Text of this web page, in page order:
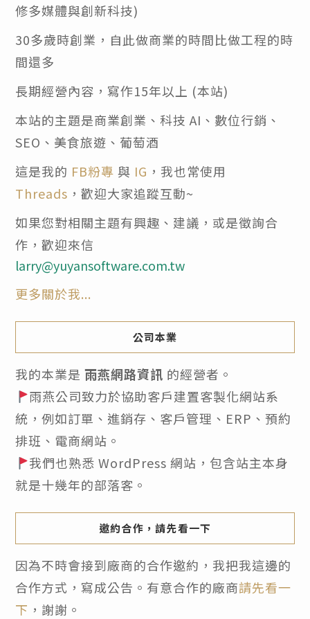
修多媒體與創新科技)
30多歲時創業，自此做商業的時間比做工程的時
間還多
長期經營內容，寫作15年以上 (本站)
本站的主題是商業創業、科技 AI、數位行銷、
SEO、美食旅遊、葡萄酒
這是我的 FB粉專 與 IG ，我也常使用
Threads ，歡迎大家追蹤互動~
如果您對相關主題有興趣、建議，或是徵詢合
作，歡迎來信
larry@yuyansoftware.com.tw
更多關於我...
公司本業
我的本業是 雨燕網路資訊 的經營者。
雨燕公司致力於協助客戶建置客製化網站系
統，例如訂單、進銷存、客戶管理、ERP、預約
排班、電商網站。
我們也熟悉 WordPress 網站，包含站主本身
就是十幾年的部落客。
邀約合作，請先看一下
因為不時會接到廠商的合作邀約，我把我這邊的
合作方式，寫成公告。有意合作的廠商請先看一
下 ，謝謝。